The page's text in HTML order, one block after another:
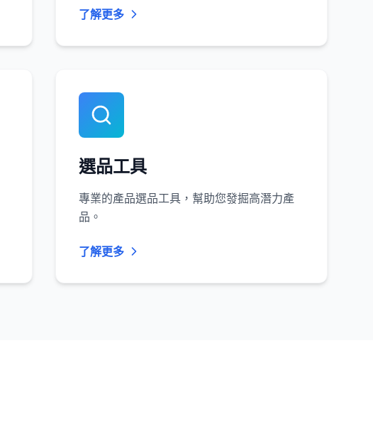
了解更多
選品工具
專業的產品選品工具，幫助您發掘高潛力產
品。
了解更多